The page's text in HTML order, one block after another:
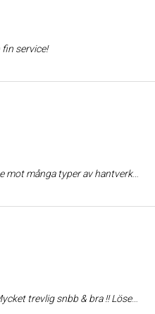
service!
Sjöviks Måleri & Puts och Jure med kollega för måleri och tapetsering. Hans kunskap och glädje smittar av sig i resultatet och är fenomenalt. Vill verkligen kundens bästa och håller en hög kvalitet i allt dem utför. All lycka och välgång till Sjöviks Måleri & Puts. Mvh Niklas
trevlig snbb & bra !! Löser problem snabbt och effektivt